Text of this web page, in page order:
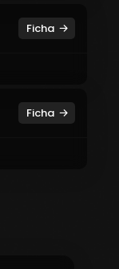
Ficha
Ficha